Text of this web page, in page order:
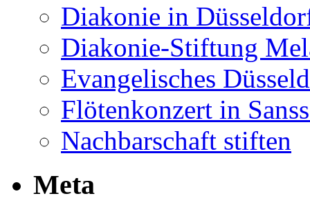
Diakonie in
Diakonie-Stiftung
Evangelisches
Flötenkonzert in
Nachbarschaft stiften
Meta